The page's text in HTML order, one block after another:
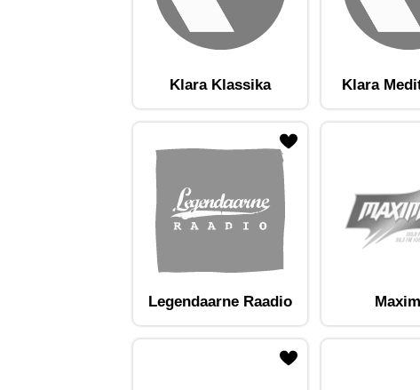
Klara Klassika Klara
Legendaarne Raadio
Lisa raadiojaam lemmikute hulkaLisa raadiojaam
Lisa raadiojaam lemmikute hulkaLisa raadiojaam